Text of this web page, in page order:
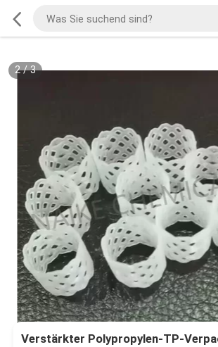
2/3
Verstärkter Polypropylen-TP-